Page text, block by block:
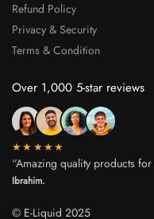
Refund Policy
Privacy & Security
Terms & Condition
Over 1,000 5-star reviews
★★★★★
“Amazing quality products
Ibrahim.
© E-Liquid 2025